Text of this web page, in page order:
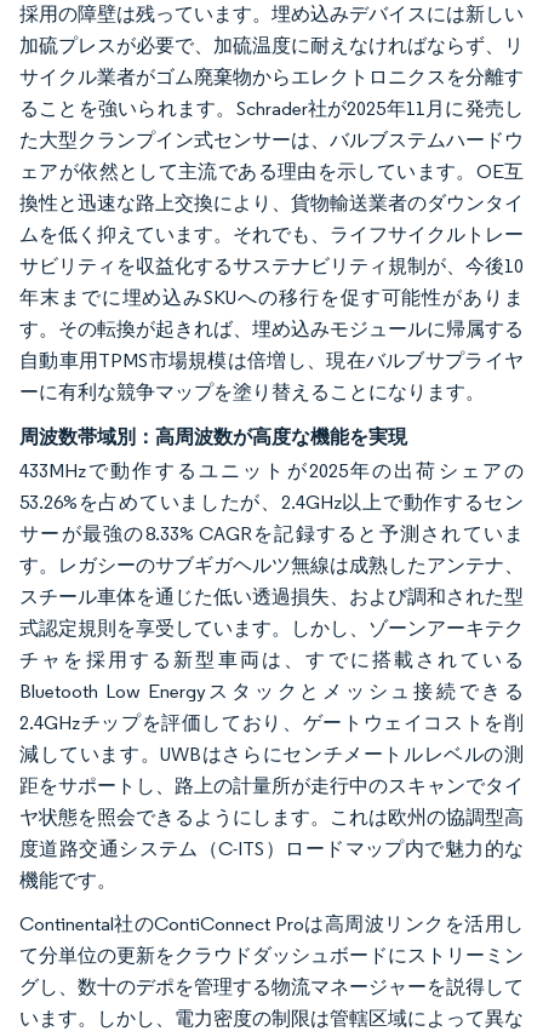
採用の障壁は残っています。埋め込みデバイスには新しい
加硫プレスが必要で、加硫温度に耐えなければならず、リ
サイクル業者がゴム廃棄物からエレクトロニクスを分離す
ることを強いられます。Schrader社が2025年11月に発売し
た大型クランプイン式センサーは、バルブステムハードウ
ェアが依然として主流である理由を示しています。OE互
換性と迅速な路上交換により、貨物輸送業者のダウンタイ
ムを低く抑えています。それでも、ライフサイクルトレー
サビリティを収益化するサステナビリティ規制が、今後10
年末までに埋め込みSKUへの移行を促す可能性がありま
す。その転換が起きれば、埋め込みモジュールに帰属する
自動車用TPMS市場規模は倍増し、現在バルブサプライヤ
ーに有利な競争マップを塗り替えることになります。
周波数帯域別：高周波数が高度な機能を実現
433MHzで動作するユニットが2025年の出荷シェアの
53.26%を占めていましたが、2.4GHz以上で動作するセン
サーが最強の8.33% CAGRを記録すると予測されていま
す。レガシーのサブギガヘルツ無線は成熟したアンテナ、
スチール車体を通じた低い透過損失、および調和された型
式認定規則を享受しています。しかし、ゾーンアーキテク
チャを採用する新型車両は、すでに搭載されている
Bluetooth Low Energyスタックとメッシュ接続できる
2.4GHzチップを評価しており、ゲートウェイコストを削
減しています。UWBはさらにセンチメートルレベルの測
距をサポートし、路上の計量所が走行中のスキャンでタイ
ヤ状態を照会できるようにします。これは欧州の協調型高
度道路交通システム（C-ITS）ロードマップ内で魅力的な
機能です。
Continental社のContiConnect Proは高周波リンクを活用し
て分単位の更新をクラウドダッシュボードにストリーミン
グし、数十のデポを管理する物流マネージャーを説得して
います。しかし、電力密度の制限は管轄区域によって異な